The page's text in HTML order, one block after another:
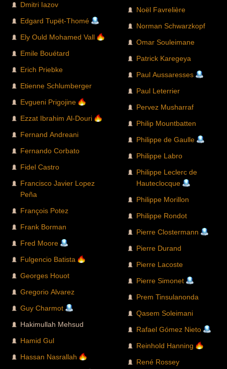
Dmitri Iazov
Edgard Tupët-Thomé
Ely Ould Mohamed Vall
Emile Bouétard
Erich Priebke
Etienne Schlumberger
Evgueni Prigojine
Ezzat Ibrahim Al-Douri
Fernand Andreani
Fernando Corbato
Fidel Castro
Francisco Javier Lopez
Peña
François Potez
Frank Borman
Fred Moore
Fulgencio Batista
Georges Houot
Gregorio Alvarez
Guy Charmot
Hakimullah Mehsud
Hamid Gul
Hassan Nasrallah
Noël Favrelière
Norman Schwarzkopf
Omar Souleimane
Patrick Karegeya
Paul Aussaresses
Paul Leterrier
Pervez Musharraf
Philip Mountbatten
Philippe de Gaulle
Philippe Labro
Philippe Leclerc de
Hauteclocque
Philippe Morillon
Philippe Rondot
Pierre Clostermann
Pierre Durand
Pierre Lacoste
Pierre Simonet
Prem Tinsulanonda
Qasem Soleimani
Rafael Gómez Nieto
Reinhold Hanning
René Rossey